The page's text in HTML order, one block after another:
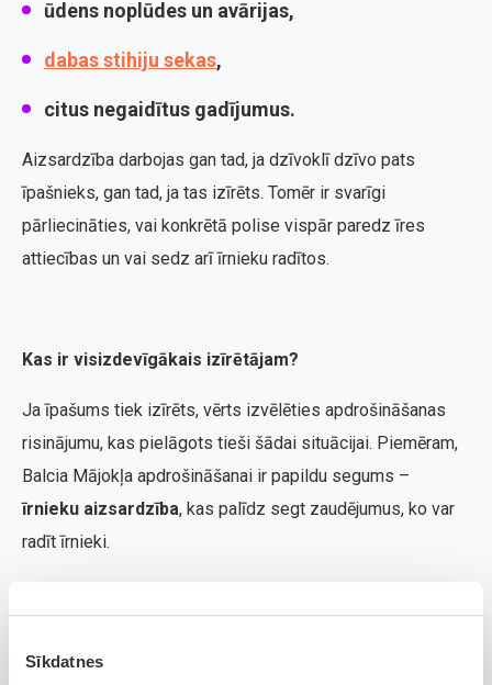
Sīkdatnes
ūdens noplūdes un avārijas,
dabas stihiju sekas,
citus negaidītus gadījumus.
Aizsardzība darbojas gan tad, ja dzīvoklī dzīvo pats
īpašnieks, gan tad, ja tas izīrēts. Tomēr ir svarīgi
pārliecināties, vai konkrētā polise vispār paredz īres
attiecības un vai sedz arī īrnieku radītos.
Kas ir visizdevīgākais izīrētājam?
Ja īpašums tiek izīrēts, vērts izvēlēties apdrošināšanas
risinājumu, kas pielāgots tieši šādai situācijai. Piemēram,
Balcia Mājokļa apdrošināšanai ir papildu segums –
īrnieku aizsardzība, kas palīdz segt zaudējumus, ko var
radīt īrnieki.